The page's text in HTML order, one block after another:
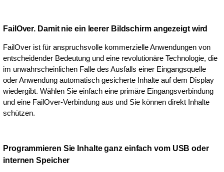
FailOver. Damit nie ein leerer Bildschirm angezeigt wird
FailOver ist für anspruchsvolle kommerzielle Anwendungen von
entscheidender Bedeutung und eine revolutionäre Technologie, die
im unwahrscheinlichen Falle des Ausfalls einer Eingangsquelle
oder Anwendung automatisch gesicherte Inhalte auf dem Display
wiedergibt. Wählen Sie einfach eine primäre Eingangsverbindung
und eine FailOver-Verbindung aus und Sie können direkt Inhalte
schützen.
Programmieren Sie Inhalte ganz einfach vom USB oder
internen Speicher